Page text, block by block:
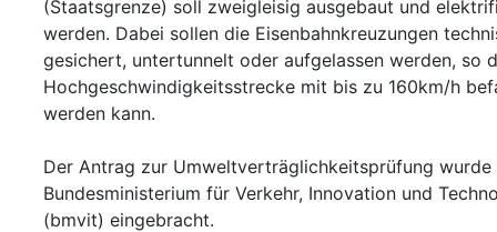
(Staatsgrenze) soll zweigleisig ausgebaut und
werden. Dabei sollen die Eisenbahnkreuzungen
gesichert, untertunnelt oder aufgelassen werden, so
Hochgeschwindigkeitsstrecke mit bis zu 160km/h
werden kann.
Der Antrag zur Umweltverträglichkeitsprüfung wurde
Bundesministerium für Verkehr, Innovation und
(bmvit) eingebracht.